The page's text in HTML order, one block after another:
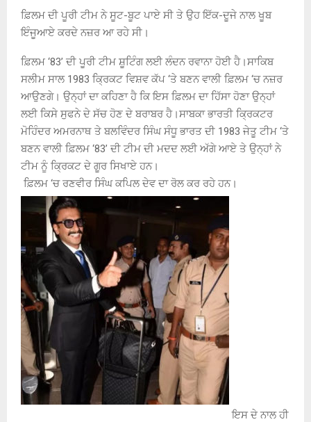
ਫ਼ਿਲਮ ਦੀ ਪੂਰੀ ਟੀਮ ਨੇ ਸੂਟ-ਬੂਟ ਪਾਏ ਸੀ ਤੇ ਉਹ ਇੱਕ-ਦੂਜੇ ਨਾਲ ਖੂਬ
ਇੰਜੂਆਏ ਕਰਦੇ ਨਜ਼ਰ ਆ ਰਹੇ ਸੀ।
ਫ਼ਿਲਮ ‘83’ ਦੀ ਪੂਰੀ ਟੀਮ ਸ਼ੂਟਿੰਗ ਲਈ ਲੰਦਨ ਰਵਾਨਾ ਹੋਈ ਹੈ।ਸਾਕਿਬ
ਸਲੀਮ ਸਾਲ 1983 ਕ੍ਰਿਕਟ ਵਿਸ਼ਵ ਕੱਪ ‘ਤੇ ਬਣਨ ਵਾਲੀ ਫ਼ਿਲਮ ‘ਚ ਨਜ਼ਰ
ਆਉਣਗੇ। ਉਨ੍ਹਾਂ ਦਾ ਕਹਿਣਾ ਹੈ ਕਿ ਇਸ ਫ਼ਿਲਮ ਦਾ ਹਿੱਸਾ ਹੋਣਾ ਉਨ੍ਹਾਂ
ਲਈ ਕਿਸੇ ਸੁਫਨੇ ਦੇ ਸੱਚ ਹੋਣ ਦੇ ਬਰਾਬਰ ਹੈ।ਸਾਬਕਾ ਭਾਰਤੀ ਕ੍ਰਿਕਟਰ
ਮੋਹਿੰਦਰ ਅਮਰਨਾਥ ਤੇ ਬਲਵਿੰਦਰ ਸਿੰਘ ਸੰਧੂ ਭਾਰਤ ਦੀ 1983 ਜੇਤੂ ਟੀਮ ‘ਤੇ
ਬਣਨ ਵਾਲੀ ਫ਼ਿਲਮ ‘83’ ਦੀ ਟੀਮ ਦੀ ਮਦਦ ਲਈ ਅੱਗੇ ਆਏ ਤੇ ਉਨ੍ਹਾਂ ਨੇ
ਟੀਮ ਨੂੰ ਕ੍ਰਿਕਟ ਦੇ ਗੂਰ ਸਿਖਾਏ ਹਨ।
ਫ਼ਿਲਮ ‘ਚ ਰਣਵੀਰ ਸਿੰਘ ਕਪਿਲ ਦੇਵ ਦਾ ਰੋਲ ਕਰ ਰਹੇ ਹਨ।
ਇਸ ਦੇ ਨਾਲ ਹੀ